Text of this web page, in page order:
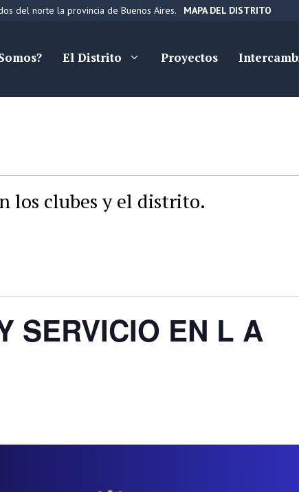
del norte la provincia de Buenos Aires. MAPA DEL DISTRITO
El Distrito Proyectos
los clubes y el distrito.
SERVICIO EN L A